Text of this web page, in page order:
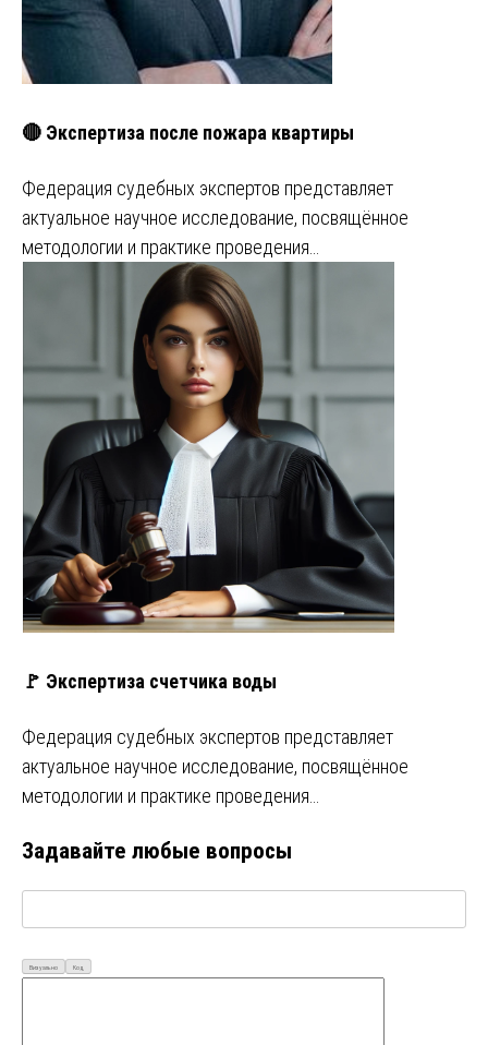
🔴 Экспертиза после пожара квартиры
Федерация судебных экспертов представляет
актуальное научное исследование, посвящённое
методологии и практике проведения…
🚩 Экспертиза счетчика воды
Федерация судебных экспертов представляет
актуальное научное исследование, посвящённое
методологии и практике проведения…
Задавайте любые вопросы
Визуально Код